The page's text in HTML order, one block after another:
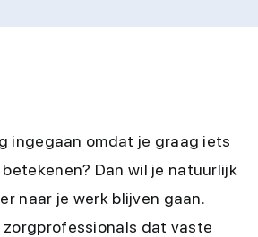
ingegaan omdat je graag iets
Dan wil je natuurlijk
naar je werk blijven gaan.
zorgprofessionals dat vaste